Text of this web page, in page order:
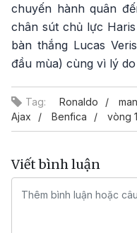
chuyến hành quân
chân sút chủ lực
bàn thắng Lucas
đầu mùa) cùng vì lý
Tag: Ronaldo
Ajax
Benfica vòng
Viết bình luận